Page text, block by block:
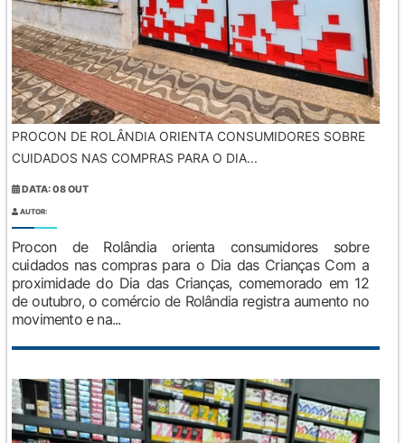
PROCON DE ROLÂNDIA ORIENTA CONSUMIDORES SOBRE
CUIDADOS NAS COMPRAS PARA O DIA...
DATA: 08 OUT
AUTOR:
Procon de Rolândia orienta consumidores sobre
cuidados nas compras para o Dia das Crianças Com a
proximidade do Dia das Crianças, comemorado em 12
de outubro, o comércio de Rolândia registra aumento no
movimento e na...